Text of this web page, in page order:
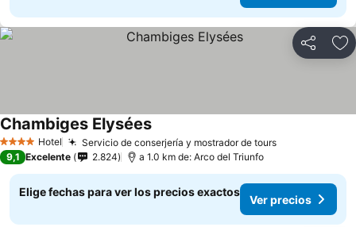
Compartir
4 EstrellasHotel Servicio de conserjería y mostrador de toursVer precios
Chambiges ElyséesVer precios
9,1 Excelente 2.824 a 1.0 km de: Arco del Triunfo
Elige fechas para ver los precios exactos
Ver precios